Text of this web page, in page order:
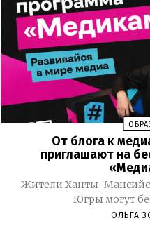
От блога к
приглашают на
Жители Ханты-
Югры могут
ОЛЬГА